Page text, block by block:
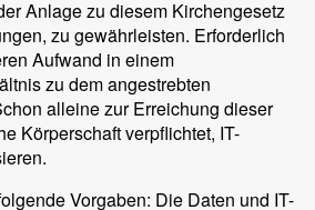
Anlage zu diesem Kirchengesetz
zu gewährleisten. Erforderlich
Aufwand in einem
zu dem angestrebten
alleine zur Erreichung dieser
Körperschaft verpflichtet, IT-
Vorgaben: Die Daten und IT-